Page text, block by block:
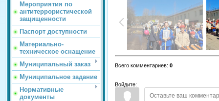
Мероприятия по
антитеррористической
защищенности
Паспорт доступности
Материально-
техническое оснащение
Муниципальный заказ
Муниципальное задание
Нормативные
документы
Всего комментариев: 0
Войдите: